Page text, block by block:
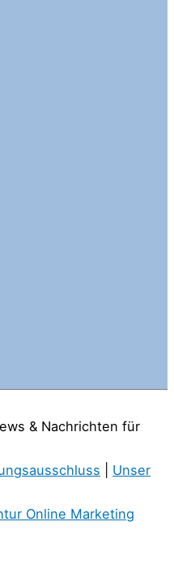
& Nachrichten für
Unser
Online Marketing